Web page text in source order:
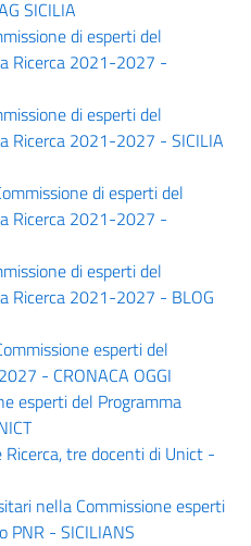
SICILIA
di esperti del
Ricerca 2021-2027 -
di esperti del
Ricerca 2021-2027 - SICILIA
di esperti del
Ricerca 2021-2027 -
di esperti del
Ricerca 2021-2027 - BLOG
esperti del
- CRONACA OGGI
esperti del Programma
tre docenti di Unict -
nella Commissione esperti
PNR - SICILIANS